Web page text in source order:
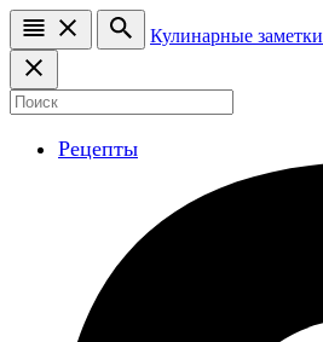
Кулинарные заметки
Рецепты